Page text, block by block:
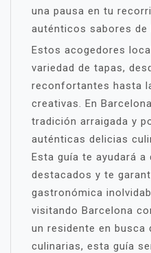
una pausa en tu
auténticos sabores de
Estos acogedores
variedad de tapas,
reconfortantes hasta
creativas. En
tradición arraigada y
auténticas delicias
Esta guía te ayudará
destacados y te
gastronómica
visitando Barcelona
un residente en busca
culinarias, esta guía